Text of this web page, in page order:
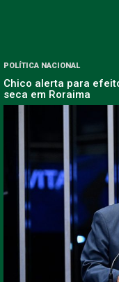
POLÍTICA NACIONAL
Chico alerta para
seca em Roraima